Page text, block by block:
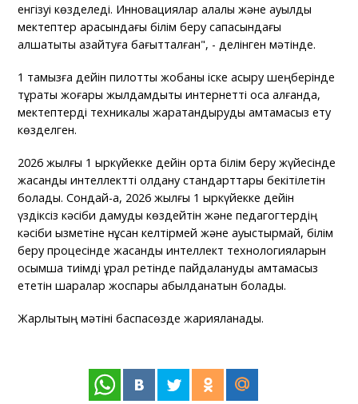
енгізуі көзделеді. Инновациялар қалалық және ауылдық
мектептер арасындағы білім беру сапасындағы
алшақтықты азайтуға бағытталған", - делінген мәтінде.
1 тамызға дейін пилоттық жобаны іске асыру шеңберінде
тұрақты жоғары жылдамдықты интернетті қоса алғанда,
мектептерді техникалық жарақтандыруды қамтамасыз ету
көзделген.
2026 жылғы 1 қыркүйекке дейін орта білім беру жүйесінде
жасанды интеллектті қолдану стандарттары бекітілетін
болады. Сондай-ақ, 2026 жылғы 1 қыркүйекке дейін
үздіксіз кәсіби дамуды көздейтін және педагогтердің
кәсіби қызметіне нұқсан келтірмей және ауыстырмай, білім
беру процесінде жасанды интеллект технологияларын
қосымша тиімді құрал ретінде пайдалануды қамтамасыз
ететін шаралар жоспары қабылданатын болады.
Жарлықтың мәтіні баспасөзде жарияланады.